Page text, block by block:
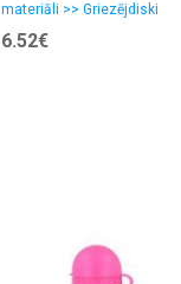
materiāli >> Griezējdiski
6.52€